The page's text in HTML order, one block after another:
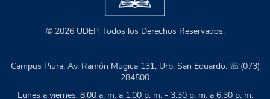
© 2026 UDEP. Todos los Derechos Reservados.
Campus Piura: Av. Ramón Mugica 131, Urb. San Eduardo. ☏(073)
284500
Lunes a viernes: 8:00 a. m. a 1:00 p. m. - 3:30 p. m. a 6:30 p. m.